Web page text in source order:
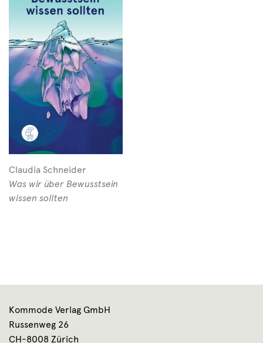
Claudia Schneider
Was wir über Bewusstsein
wissen sollten
Kommode Verlag GmbH
Russenweg 26
CH-8008 Zürich